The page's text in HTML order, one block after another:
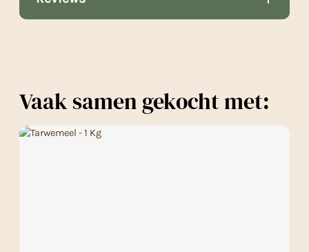
Vaak samen gekocht met: